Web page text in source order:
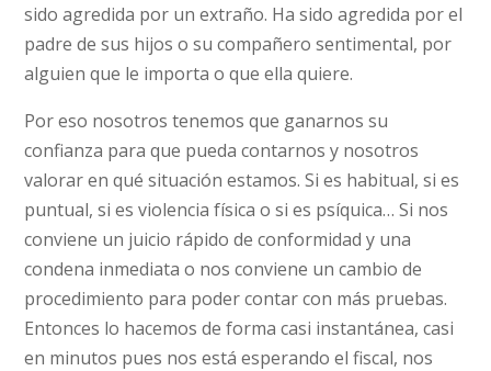
sido agredida por un extraño. Ha sido agredida por el
padre de sus hijos o su compañero sentimental, por
alguien que le importa o que ella quiere.
Por eso nosotros tenemos que ganarnos su
confianza para que pueda contarnos y nosotros
valorar en qué situación estamos. Si es habitual, si es
puntual, si es violencia física o si es psíquica… Si nos
conviene un juicio rápido de conformidad y una
condena inmediata o nos conviene un cambio de
procedimiento para poder contar con más pruebas.
Entonces lo hacemos de forma casi instantánea, casi
en minutos pues nos está esperando el fiscal, nos